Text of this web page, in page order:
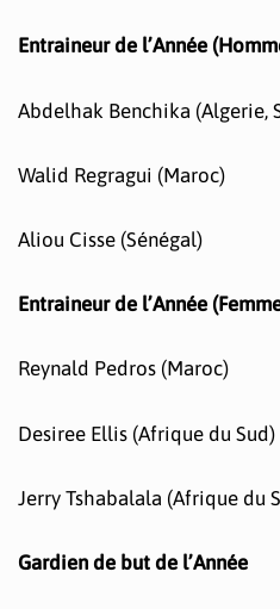
Entraineur de l’Année
Abdelhak Benchika (Algerie,
Walid Regragui (Maroc)
Aliou Cisse (Sénégal)
Entraineur de l’Année
Reynald Pedros (Maroc)
Desiree Ellis (Afrique du Sud)
Jerry Tshabalala (Afrique du
Gardien de but de l’Année